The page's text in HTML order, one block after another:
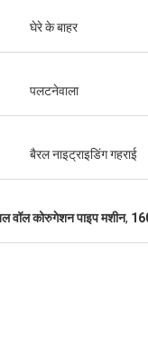
घेरे के बाहर
पलटनेवाला
बैरल नाइट्राइडिंग गहराई
वॉल कोरुगेशन पाइप मशीन,